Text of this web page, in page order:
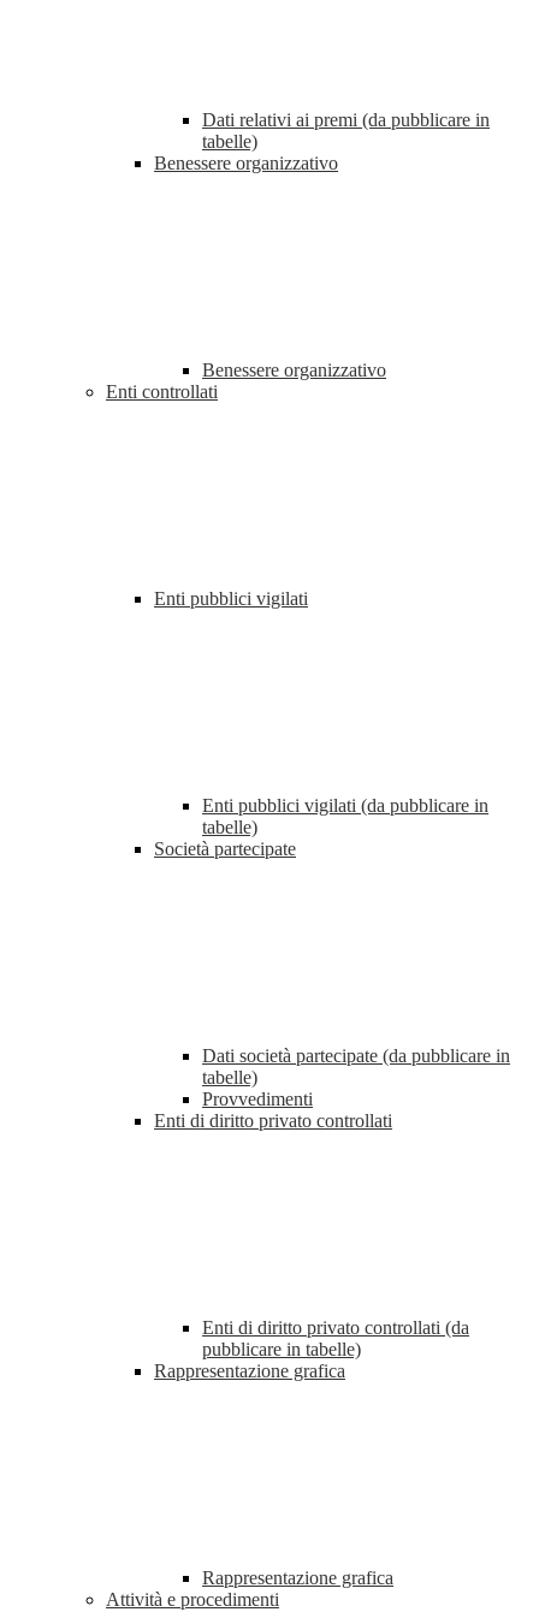
Dati relativi ai premi (da pubblicare in
tabelle)
Benessere organizzativo
Benessere organizzativo
Enti controllati
Enti pubblici vigilati
Enti pubblici vigilati (da pubblicare in
tabelle)
Società partecipate
Dati società partecipate (da pubblicare in
tabelle)
Provvedimenti
Enti di diritto privato controllati
Enti di diritto privato controllati (da
pubblicare in tabelle)
Rappresentazione grafica
Rappresentazione grafica
Attività e procedimenti